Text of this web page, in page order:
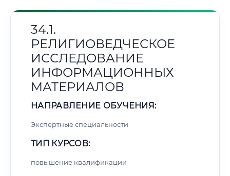
34.1.
РЕЛИГИОВЕДЧЕСКОЕ
ИССЛЕДОВАНИЕ
ИНФОРМАЦИОННЫХ
МАТЕРИАЛОВ
НАПРАВЛЕНИЕ ОБУЧЕНИЯ:
Экспертные специальности
ТИП КУРСОВ:
повышение квалификации